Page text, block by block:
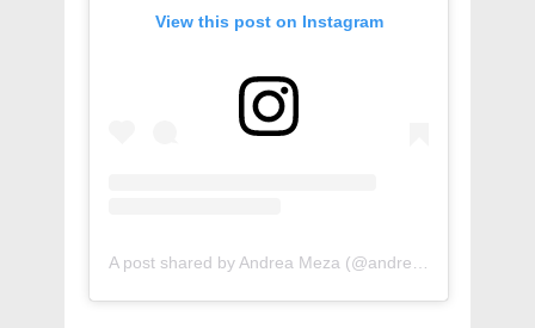
View this post on Instagram